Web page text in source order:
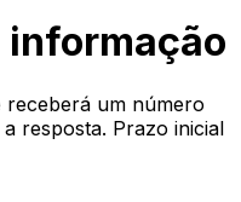
informação
um número
resposta. Prazo inicial